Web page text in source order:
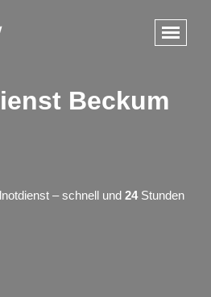
Beckum
– schnell und 24Stunden